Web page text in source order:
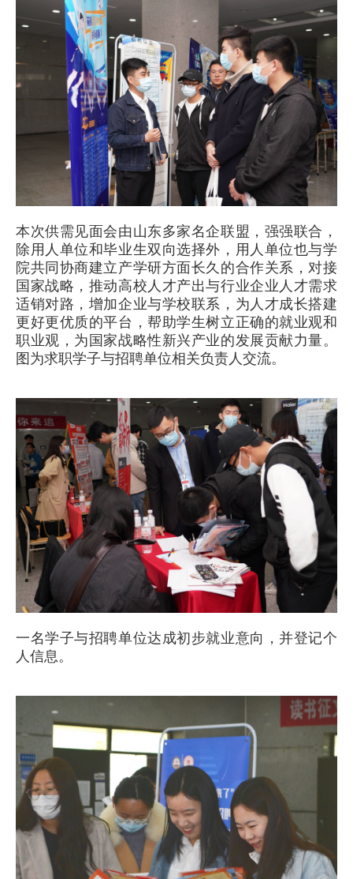
本次供需见面会由山东多家名企联盟，强强联合，
除用人单位和毕业生双向选择外，用人单位也与学
院共同协商建立产学研方面长久的合作关系，对接
国家战略，推动高校人才产出与行业企业人才需求
适销对路，增加企业与学校联系，为人才成长搭建
更好更优质的平台，帮助学生树立正确的就业观和
职业观，为国家战略性新兴产业的发展贡献力量。
图为求职学子与招聘单位相关负责人交流。
一名学子与招聘单位达成初步就业意向，并登记个
人信息。